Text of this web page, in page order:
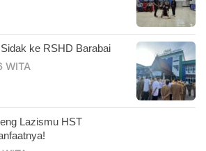
ke RSHD Barabai
WITA
Lazismu HST